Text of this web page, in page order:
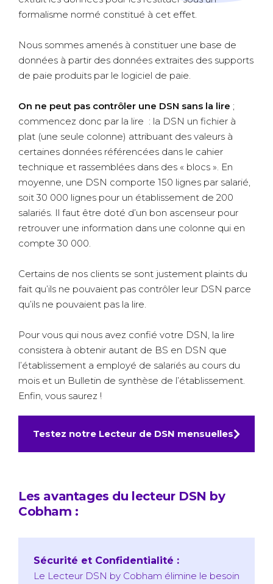
formalisme normé constitué à cet effet.
Nous sommes amenés à constituer une base de
données à partir des données extraites des supports
de paie produits par le logiciel de paie.
On ne peut pas contrôler une DSN sans la lire ;
commencez donc par la lire : la DSN un fichier à
plat (une seule colonne) attribuant des valeurs à
certaines données référencées dans le cahier
technique et rassemblées dans des « blocs ». En
moyenne, une DSN comporte 150 lignes par salarié,
soit 30 000 lignes pour un établissement de 200
salariés. Il faut être doté d’un bon ascenseur pour
retrouver une information dans une colonne qui en
compte 30 000.
Certains de nos clients se sont justement plaints du
fait qu’ils ne pouvaient pas contrôler leur DSN parce
qu’ils ne pouvaient pas la lire.
Pour vous qui nous avez confié votre DSN, la lire
consistera à obtenir autant de BS en DSN que
l’établissement a employé de salariés au cours du
mois et un Bulletin de synthèse de l’établissement.
Enfin, vous saurez !
Testez notre Lecteur de DSN mensuelles
Les avantages du lecteur DSN by
Cobham :
Sécurité et Confidentialité :
Le Lecteur DSN by Cobham élimine le besoin